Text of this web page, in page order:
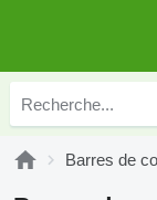
Barres de